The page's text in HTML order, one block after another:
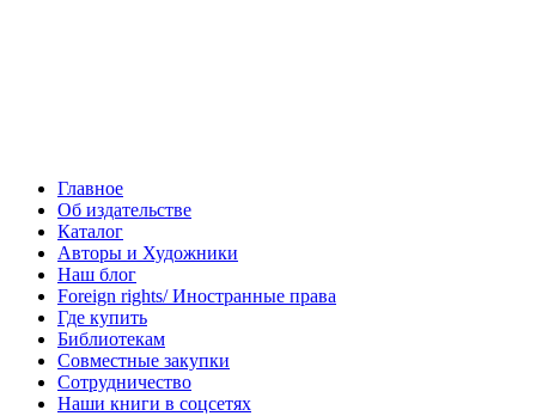
Главное
Об издательстве
Каталог
Авторы и Художники
Наш блог
Foreign rights/ Иностранные права
Где купить
Библиотекам
Совместные закупки
Сотрудничество
Наши книги в соцсетях